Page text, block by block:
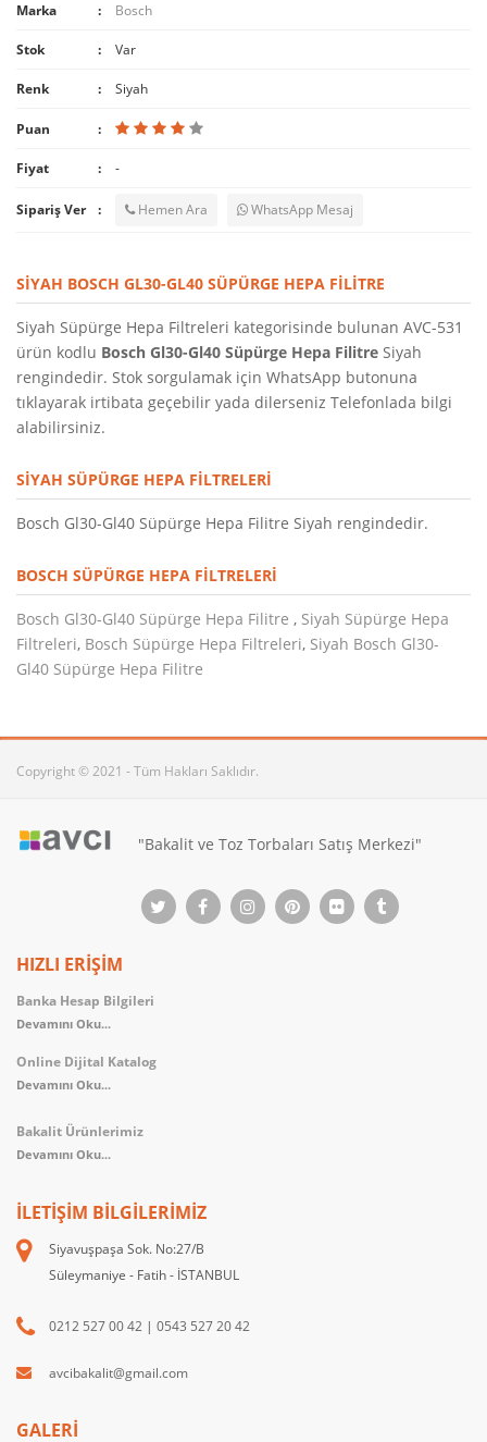
Marka Bosch
Stok Var
Renk Siyah
Puan
Fiyat -
Sipariş Ver Hemen Ara WhatsApp Mesaj
SIYAH BOSCH GL30-GL40 SÜPÜRGE HEPA FILITRE
Siyah Süpürge Hepa Filtreleri kategorisinde bulunan AVC-531
ürün kodlu Bosch Gl30-Gl40 Süpürge Hepa Filitre Siyah
rengindedir. Stok sorgulamak için WhatsApp butonuna
tıklayarak irtibata geçebilir yada dilerseniz Telefonlada bilgi
alabilirsiniz.
SIYAH SÜPÜRGE HEPA FILTRELERI
Bosch Gl30-Gl40 Süpürge Hepa Filitre Siyah rengindedir.
BOSCH SÜPÜRGE HEPA FILTRELERI
Bosch Gl30-Gl40 Süpürge Hepa Filitre , Siyah Süpürge Hepa
Filtreleri, Bosch Süpürge Hepa Filtreleri, Siyah Bosch Gl30-
Gl40 Süpürge Hepa Filitre
Copyright © 2021 - Tüm Hakları Saklıdır.
"Bakalit ve Toz Torbaları Satış Merkezi"
HIZLI ERİŞİM
Banka Hesap Bilgileri
Devamını Oku...
Online Dijital Katalog
Devamını Oku...
Bakalit Ürünlerimiz
Devamını Oku...
İLETIŞIM BILGILERIMIZ
Siyavuşpaşa Sok. No:27/B
Süleymaniye - Fatih - İSTANBUL
0212 527 00 42 | 0543 527 20 42
avcibakalit@gmail.com
GALERİ